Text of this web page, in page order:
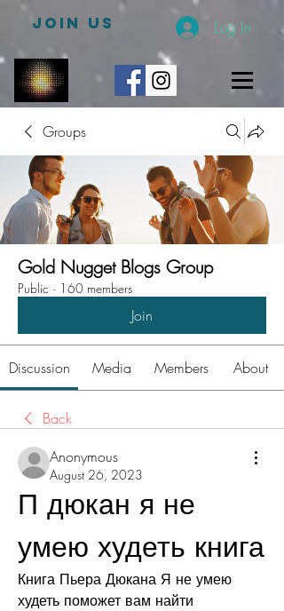
JOIN US Log In
Groups
Gold Nugget Blogs Group
Public · 160 members
Join
Discussion Media Members About
Back
Anonymous
August 26, 2023
П дюкан я не
умею худеть книга
Книга Пьера Дюкана Я не умею
худеть поможет вам найти